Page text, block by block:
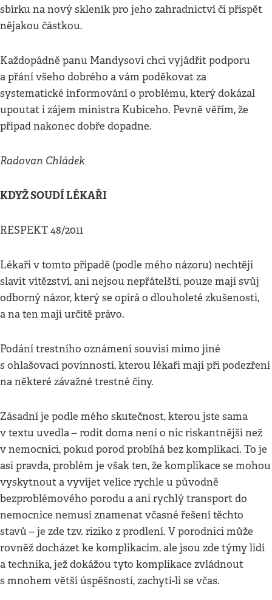
sbírku na nový skleník pro jeho zahradnictví či přispět
nějakou částkou.
Každopádně panu Mandysovi chci vyjádřit podporu
a přání všeho dobrého a vám poděkovat za
systematické informování o problému, který dokázal
upoutat i zájem ministra Kubiceho. Pevně věřím, že
případ nakonec dobře dopadne.
Radovan Chládek
KDYŽ SOUDÍ LÉKAŘI
RESPEKT 48/2011
Lékaři v tomto případě (podle mého názoru) nechtějí
slavit vítězství, ani nejsou nepřátelští, pouze mají svůj
odborný názor, který se opírá o dlouholeté zkušenosti,
a na ten mají určitě právo.
Podání trestního oznámení souvisí mimo jiné
s ohlašovací povinností, kterou lékaři mají při podezření
na některé závažné trestné činy.
Zásadní je podle mého skutečnost, kterou jste sama
v textu uvedla – rodit doma není o nic riskantnější než
v nemocnici, pokud porod probíhá bez komplikací. To je
asi pravda, problém je však ten, že komplikace se mohou
vyskytnout a vyvíjet velice rychle u původně
bezproblémového porodu a ani rychlý transport do
nemocnice nemusí znamenat včasné řešení těchto
stavů – je zde tzv. riziko z prodlení. V porodnici může
rovněž docházet ke komplikacím, ale jsou zde týmy lidí
a technika, jež dokážou tyto komplikace zvládnout
s mnohem větší úspěšností, zachytí-li se včas.